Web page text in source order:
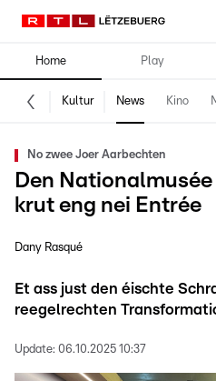
Home Play
Kultur News Kino
No zwee Joer Aarbechten
Den
krut eng nei Entrée
Dany Rasqué
Et ass just den éischte
reegelrechten
Update: 06.10.2025 10:37